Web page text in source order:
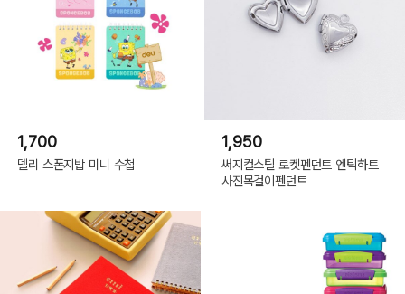
1,700
델리 스폰지밥 미니 수첩
1,950
써지컬스틸 로켓펜던트 엔틱하트
사진목걸이펜던트